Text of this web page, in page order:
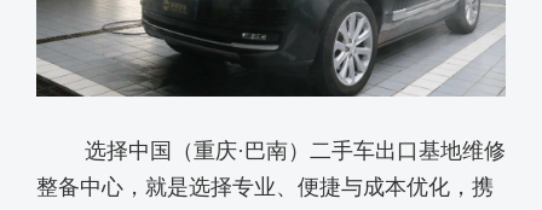
选择中国（重庆·巴南）二手车出口基地维修
整备中心，就是选择专业、便捷与成本优化，携